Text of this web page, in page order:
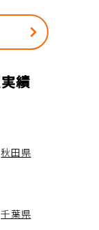
績
秋田県
千葉県